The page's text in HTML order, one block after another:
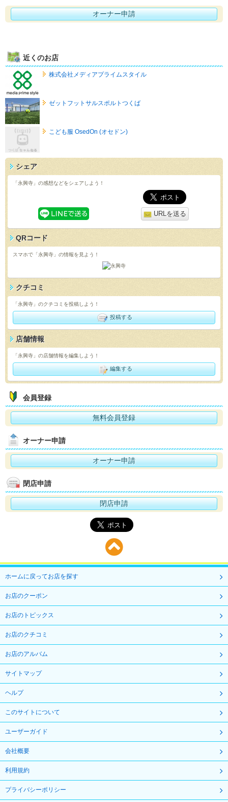
オーナー申請
近くのお店
株式会社メディアプライムスタイル
ゼットフットサルスポルトつくば
こども服 OsedOn (オセドン)
シェア
「永興寺」の感想などをシェアしよう！
URLを送る
QRコード
スマホで「永興寺」の情報を見よう！
クチコミ
「永興寺」のクチコミを投稿しよう！
投稿する
店舗情報
「永興寺」の店舗情報を編集しよう！
編集する
会員登録
無料会員登録
オーナー申請
オーナー申請
閉店申請
閉店申請
ホームに戻ってお店を探す
お店のクーポン
お店のトピックス
お店のクチコミ
お店のアルバム
サイトマップ
ヘルプ
このサイトについて
ユーザーガイド
会社概要
利用規約
プライバシーポリシー